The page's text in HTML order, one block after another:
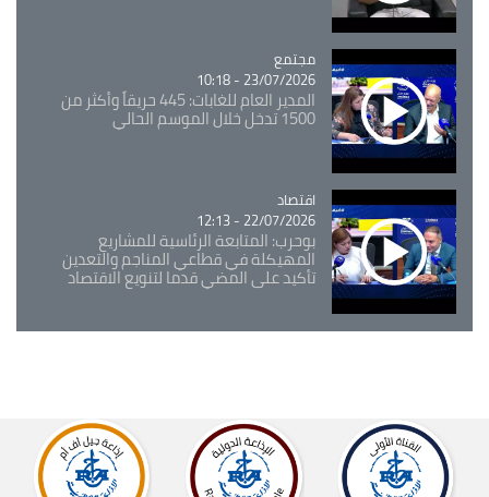
Catégorie
مجتمع
23/07/2026 - 10:18
المدير العام للغابات: 445 حريقاً وأكثر من
1500 تدخل خلال الموسم الحالي
Catégorie
اقتصاد
22/07/2026 - 12:13
بوحرب: المتابعة الرئاسية للمشاريع
المهيكلة في قطاعي المناجم والتعدين
تأكيد على المضي قدما لتنويع الاقتصاد